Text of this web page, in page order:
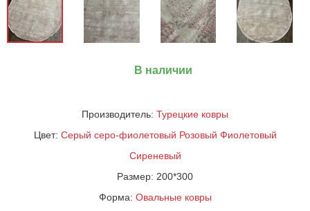
В наличии
Производитель: Турецкие ковры
Цвет: Серый серо-фиолетовый Розовый Фиолетовый
Сиреневый
Размер: 200*300
Форма: Овальные ковры